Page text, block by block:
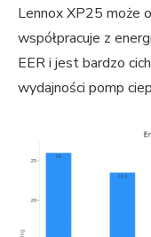
Lennox XP25 może
współpracuje z
EER i jest bardzo
wydajności pomp